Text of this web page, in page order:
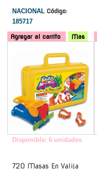
NACIONAL Código:
185717
Agregar al carrito Mas
Disponible: 6 unidades
720 Masas En Valija